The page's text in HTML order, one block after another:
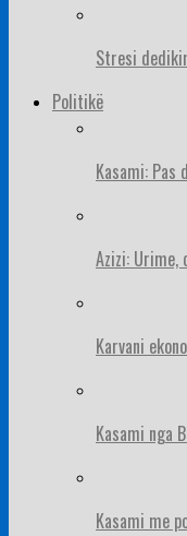
Stresi
Politikë
Kasami:
Azizi:
Karvani
Kasami nga
Kasami me